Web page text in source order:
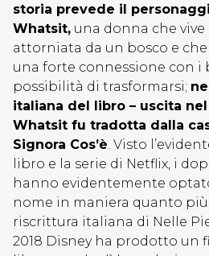
storia prevede il
Whatsit, una donna che
attorniata da un bosco e
una forte connessione con i
possibilità di trasformarsi;
italiana del libro – uscita nel
Whatsit fu tradotta dalla
Signora Cos’è. Visto
libro e la serie di Netflix, i
hanno evidentemente
nome in maniera quanto
riscrittura italiana di Nelle
2018 Disney ha prodotto un